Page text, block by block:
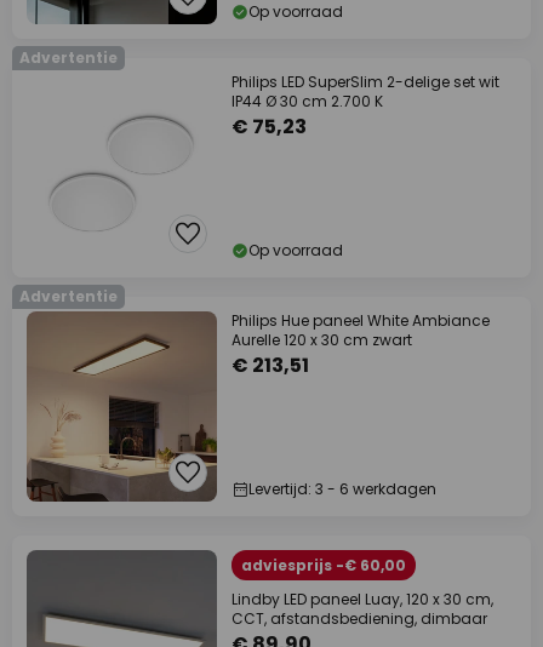
Op voorraad
Advertentie
Philips LED SuperSlim 2-delige set wit
IP44 Ø 30 cm 2.700 K
€ 75,23
Op voorraad
Advertentie
Philips Hue paneel White Ambiance
Aurelle 120 x 30 cm zwart
€ 213,51
Levertijd: 3 - 6 werkdagen
adviesprijs -€ 60,00
Lindby LED paneel Luay, 120 x 30 cm,
CCT, afstandsbediening, dimbaar